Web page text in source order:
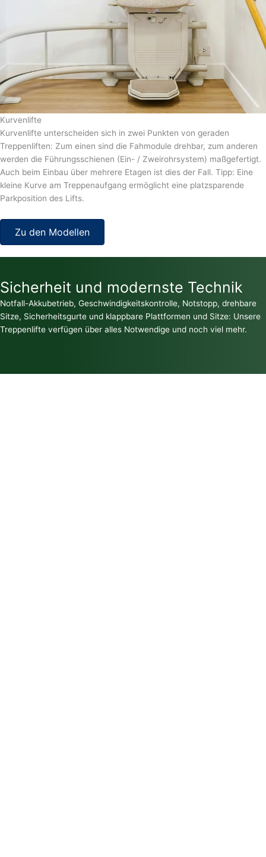
Kurvenlifte
Kurvenlifte unterscheiden sich in zwei Punkten von geraden
Treppenliften: Zum einen sind die Fahmodule drehbar, zum anderen
werden die Führungsschienen (Ein- / Zweirohrsystem) maßgefertigt.
Auch beim Einbau über mehrere Etagen ist dies der Fall. Tipp: Eine
kleine Kurve am Treppenaufgang ermöglicht eine platzsparende
Parkposition des Lifts.
Zu den Modellen
Sicherheit und modernste Technik
Notfall-Akkubetrieb, Geschwindigkeitskontrolle, Notstopp, drehbare
Sitze, Sicherheitsgurte und klappbare Plattformen und Sitze: Unsere
Treppenlifte verfügen über alles Notwendige und noch viel mehr.